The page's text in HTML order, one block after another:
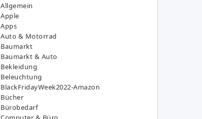
Allgemein
Apple
Apps
Auto & Motorrad
Baumarkt
Baumarkt & Auto
Bekleidung
Beleuchtung
BlackFridayWeek2022-Amazon
Bücher
Bürobedarf